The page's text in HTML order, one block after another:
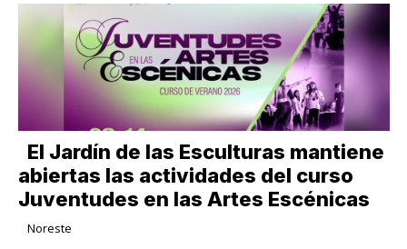
El Jardín de las Esculturas mantiene
abiertas las actividades del curso
Juventudes en las Artes Escénicas
Noreste